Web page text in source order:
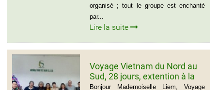
organisé ; tout le groupe est enchanté
par...
Lire la suite
Voyage Vietnam du Nord au
Sud, 28 jours, extention à la
plage de Muine du groupe de
Bonjour Mademoiselle Liem, Voyage